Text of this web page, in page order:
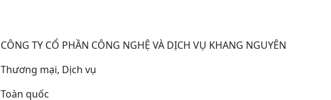
CÔNG TY CỔ PHẦN CÔNG NGHỆ VÀ DỊCH VỤ KHANG NGUYÊN
Thương mại, Dịch vụ
Toàn quốc